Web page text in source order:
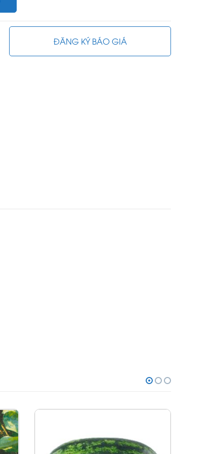
ĐĂNG KÝ BÁO GIÁ